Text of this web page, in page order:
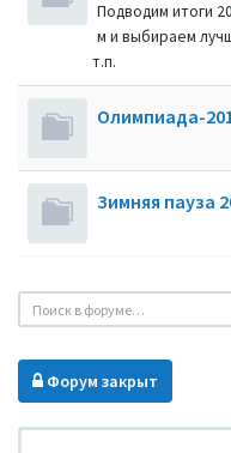
Подводим итоги
м и выбираем
т.п.
Олимпиада-
Зимняя пауза
Форум закрыт